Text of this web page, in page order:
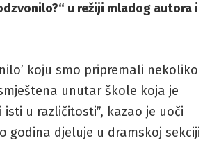
u režiji mladog autora i
koju smo pripremali nekoliko
unutar škole koja je
u različitosti”, kazao je uoči
godina djeluje u dramskoj sekciji